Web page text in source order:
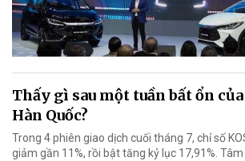
Thấy gì sau một tuần bất ổn
Hàn Quốc?
Trong 4 phiên giao dịch cuối tháng 7, chỉ số
giảm gần 11%, rồi bật tăng kỷ lục 17,91%.